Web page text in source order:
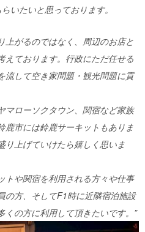
いたいと思っております。
上がるのではなく、周辺のお店と
えております。行政にただ任せる
流して空き家問題・観光問題に貢
マローソクタウン、関宿など家族
鹿市には鈴鹿サーキットもありま
り上げていけたら嬉しく思いま
トや関宿を利用される方々や仕事
の方、そしてF1時に近隣宿泊施設
の方に利用して頂きたいです。”